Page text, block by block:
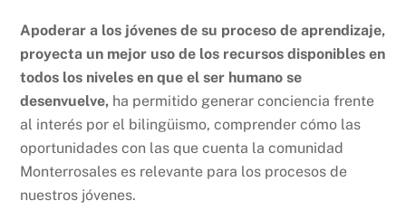
Apoderar a los jóvenes de su proceso de aprendizaje,
proyecta un mejor uso de los recursos disponibles en
todos los niveles en que el ser humano se
desenvuelve, ha permitido generar conciencia frente
al interés por el bilingüismo, comprender cómo las
oportunidades con las que cuenta la comunidad
Monterrosales es relevante para los procesos de
nuestros jóvenes.